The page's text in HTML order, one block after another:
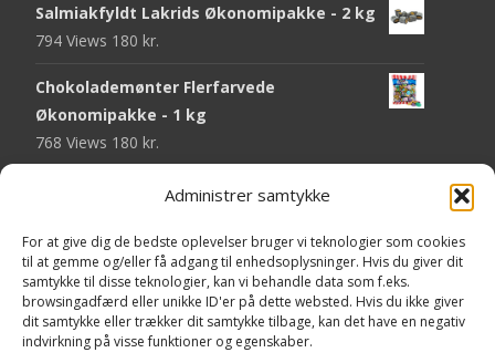
Administrer samtykke
For at give dig de bedste oplevelser bruger vi teknologier som cookies
til at gemme og/eller få adgang til enhedsoplysninger. Hvis du giver dit
samtykke til disse teknologier, kan vi behandle data som f.eks.
browsingadfærd eller unikke ID'er på dette websted. Hvis du ikke giver
dit samtykke eller trækker dit samtykke tilbage, kan det have en negativ
indvirkning på visse funktioner og egenskaber.
Salmiakfyldt Lakrids Økonomipakke - 2 kg
794 Views 180 kr.
Chokolademønter Flerfarvede
Økonomipakke - 1 kg
768 Views 180 kr.
Malaco Stjerner Lakrids - 92 gram
Pringles Hot & Spicy - 165 gram
743 Views40 kr.
Fini Krudttønder Tyggegummi